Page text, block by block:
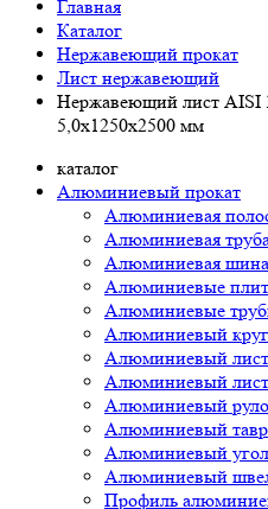
Главная
Каталог
Нержавеющий прокат
Лист нержавеющий
Нержавеющий лист AISI
5,0х1250х2500 мм
каталог
Алюминиевый прокат
Алюминиевая
Алюминиевая
Алюминиевая шина
Алюминиевые
Алюминиевые
Алюминиевый
Алюминиевый лист
Алюминиевый
Алюминиевый
Алюминиевый тавр
Алюминиевый
Алюминиевый
Профиль